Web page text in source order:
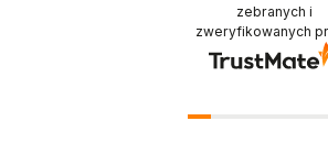
zebranych i
zweryfikowanych